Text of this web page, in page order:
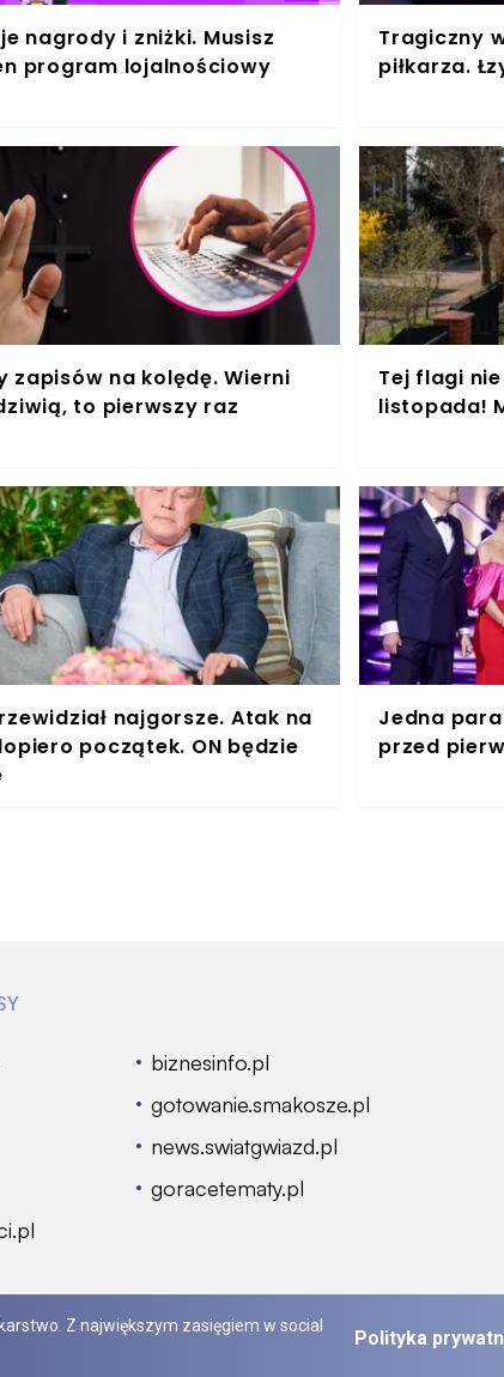
nagrody i zniżki. Musisz
program lojalnościowy
Tragiczny
piłkarza.
zapisów na kolędę. Wierni
to pierwszy raz
Tej flagi
listopada!
najgorsze. Atak na
początek. ON będzie
Jedna
przed
biznesinfo.pl
gotowanie.smakosze.pl
news.swiatgwiazd.pl
goracetematy.pl
Z największym zasięgiem w social
Polityka